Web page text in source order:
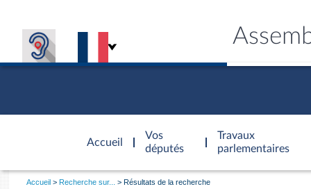
Accueil
d'accueil
Vos
députés
Travaux
parlementaires
Vous
Accueil Recherche sur... Résultats de la recherche